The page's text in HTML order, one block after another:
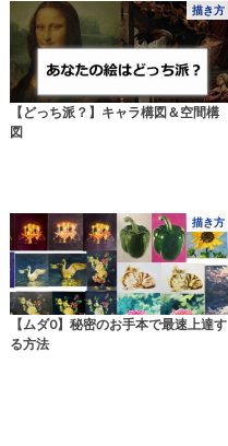
描き方
【どっち派？】キャラ構図＆空間構
図
描き方
【ムダ0】秘密のお手本で最速上達す
る方法